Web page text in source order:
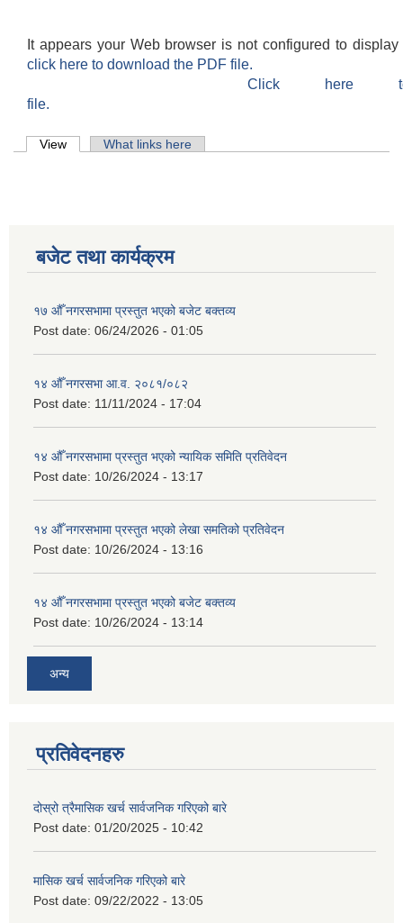
It appears your Web browser is not configured to
click here to download the PDF file.
Click here
file.
Primary tabs
View (active tab)What links here
बजेट तथा कार्यक्रम
१७ औँ नगरसभामा प्रस्तुत भएको बजेट बक्तव्य
Post date: 06/24/2026 - 01:05
१४ औँ नगरसभा आ.व. २०८१/०८२
Post date: 11/11/2024 - 17:04
१४ औँ नगरसभामा प्रस्तुत भएको न्यायिक समिति प्रतिवेदन
Post date: 10/26/2024 - 13:17
१४ औँ नगरसभामा प्रस्तुत भएको लेखा समतिको प्रतिवेदन
Post date: 10/26/2024 - 13:16
१४ औँ नगरसभामा प्रस्तुत भएको बजेट बक्तव्य
Post date: 10/26/2024 - 13:14
अन्य
प्रतिवेदनहरु
दोस्रो त्रैमासिक खर्च सार्वजनिक गरिएको बारे
Post date: 01/20/2025 - 10:42
मासिक खर्च सार्वजनिक गरिएको बारे
Post date: 09/22/2022 - 13:05